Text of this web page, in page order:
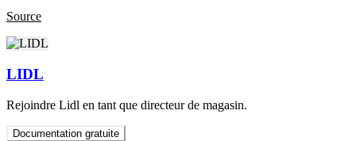
Source
LIDL
Rejoindre Lidl en tant que directeur de magasin.
Documentation gratuite